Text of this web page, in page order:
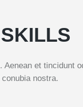
SKILLS
et
nostra.